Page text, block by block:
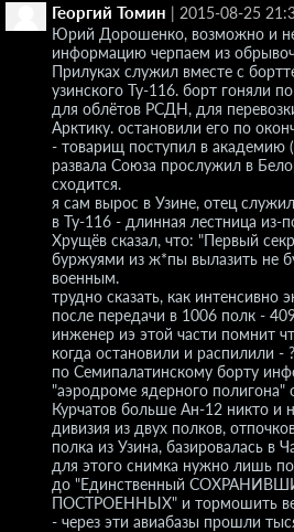
Георгий Томин | 2015-08-25
Юрий Дорошенко, возможно и не
информацию черпаем из
Прилуках служил вместе с
узинского Ту-116. борт гоняли
для облётов РСДН, для
Арктику. остановили его по
- товарищ поступил в академию
развала Союза прослужил в
сходится.
я сам вырос в Узине, отец
в Ту-116 - длинная лестница из-
Хрущёв сказал, что: "Первый
буржуями из ж*пы вылазить не
военным.
трудно сказать, как интенсивно
после передачи в 1006 полк -
инженер иэ этой части помнит
когда остановили и распилили -
по Семипалатинскому борту
"аэродроме ядерного полигона"
Курчатов больше Ан-12 никто и
дивизия из двух полков,
полка из Узина, базировалась в
для этого снимка нужно лишь
до "Единственный
ПОСТРОЕННЫХ" и тормошить
- через эти авиабазы прошли